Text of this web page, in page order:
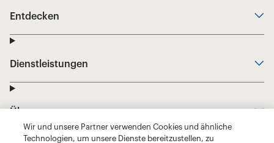
Wir und unsere Partner verwenden Cookies und ähnliche
Technologien, um unsere Dienste bereitzustellen, zu